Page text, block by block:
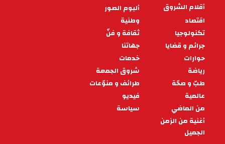
PIED
DE
PAGE
أقلام الشروق
ألبوم الصور
اقتصاد
وطنية
تكنولوجيا
ثقافة و فنّ
جرائم و قضايا
جهاتنا
حوارات
خدمات
رياضة
شروق الجمعة
طبّ و صحّة
طرائف و منوّعات
عالمية
فيديو
من الماضي
سياسة
أغنية من الزمن
الجميل